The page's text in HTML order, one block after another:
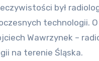
był
technologii.
Wawrzynek –
na terenie Śląska.